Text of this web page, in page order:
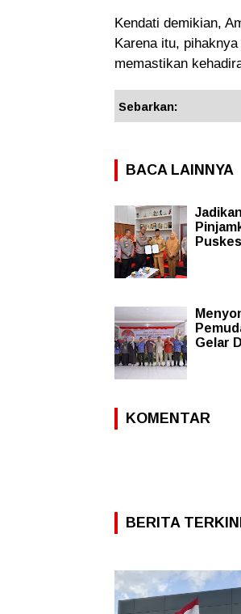
Kendati demikian,
Karena itu,
memastikan
Sebarkan:
BACA LAINNYA
Gelar
KOMENTAR
BERITA